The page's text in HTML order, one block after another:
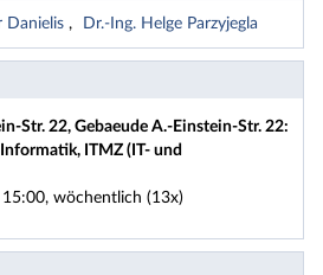
Danielis Dr.-Ing. Helge Parzyjegla
Str. 22, Gebaeude A.-Einstein-Str. 22:
ITMZ (IT- und
wöchentlich (13x)